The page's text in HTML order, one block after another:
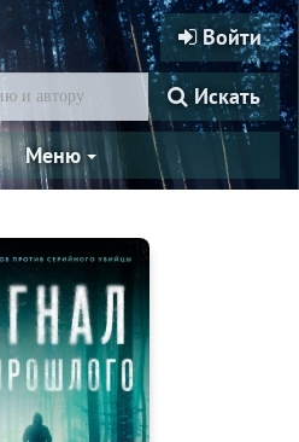
Войти
Искать
Меню